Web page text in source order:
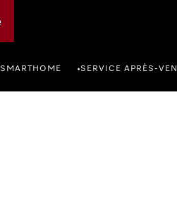
SMARTHOME •SERVICE APRÈS-